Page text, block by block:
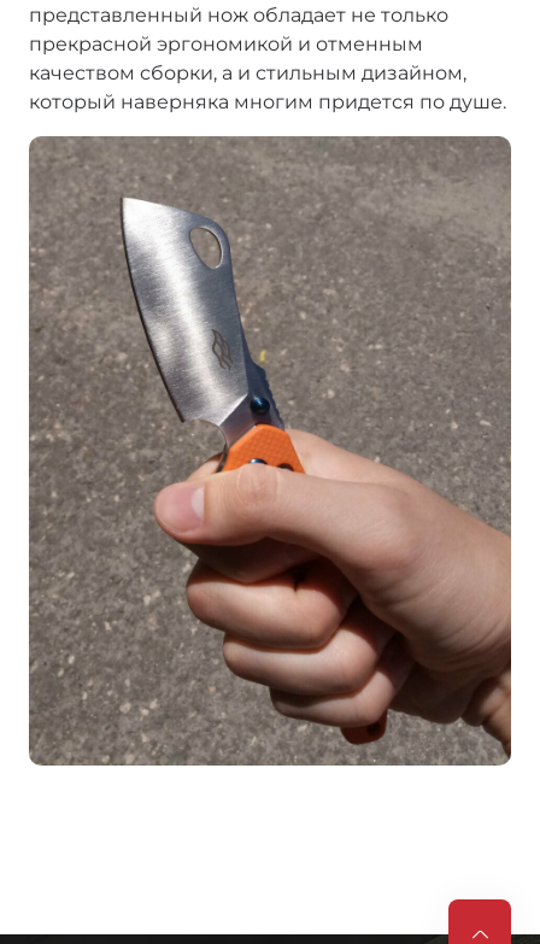
представленный нож обладает не только
прекрасной эргономикой и отменным
качеством сборки, а и стильным дизайном,
который наверняка многим придется по душе.